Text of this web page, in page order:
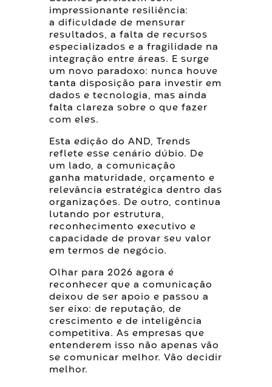
impressionante resiliência:
a dificuldade de mensurar
resultados, a falta de recursos
especializados e a fragilidade na
integração entre áreas. E surge
um novo paradoxo: nunca houve
tanta disposição para investir em
dados e tecnologia, mas ainda
falta clareza sobre o que fazer
com eles.
Esta edição do AND, Trends
reflete esse cenário dúbio. De
um lado, a comunicação
ganha maturidade, orçamento e
relevância estratégica dentro das
organizações. De outro, continua
lutando por estrutura,
reconhecimento executivo e
capacidade de provar seu valor
em termos de negócio.
Olhar para 2026 agora é
reconhecer que a comunicação
deixou de ser apoio e passou a
ser eixo: de reputação, de
crescimento e de inteligência
competitiva. As empresas que
entenderem isso não apenas vão
se comunicar melhor. Vão decidir
melhor.